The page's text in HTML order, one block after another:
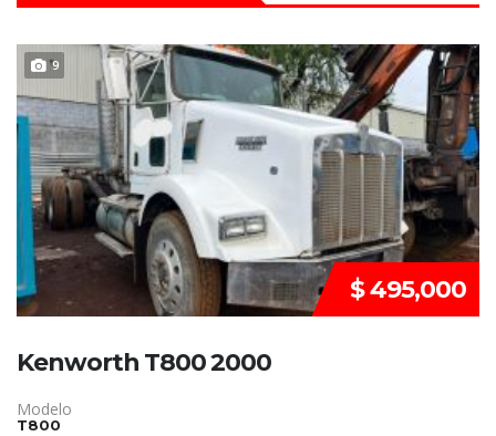
9 VENDIDO
$ 495,000
Kenworth T800 2000
Modelo
T800